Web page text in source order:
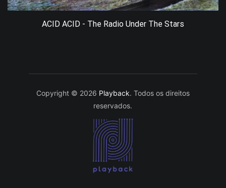
ACID ACID - The Radio Under The Stars
Copyright © 2026 Playback. Todos os direitos
reservados.